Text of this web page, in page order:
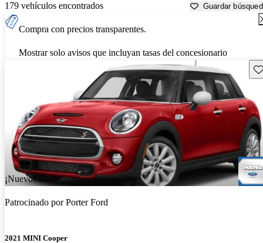
179 vehículos encontrados Guardar
Compra con precios transparentes.
Mostrar solo avisos que incluyan tasas del concesionario
¡Nuevo!
Patrocinado porPorter Ford
2021 MINI Cooper